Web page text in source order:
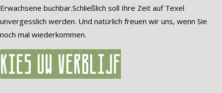
Erwachsene buchbar.Schließlich soll Ihre Zeit auf Texel
unvergesslich werden. Und natürlich freuen wir uns, wenn Sie
noch mal wiederkommen.
Kies uw verblijf